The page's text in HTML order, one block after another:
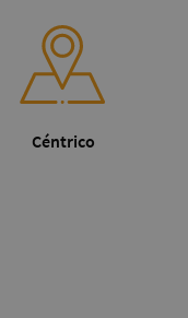
Céntrico